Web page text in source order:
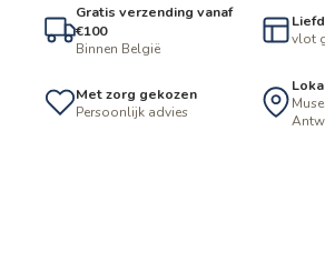
Gratis verzending vanaf
€100
Binnen België
vlot
Met zorg gekozen
Persoonlijk advies